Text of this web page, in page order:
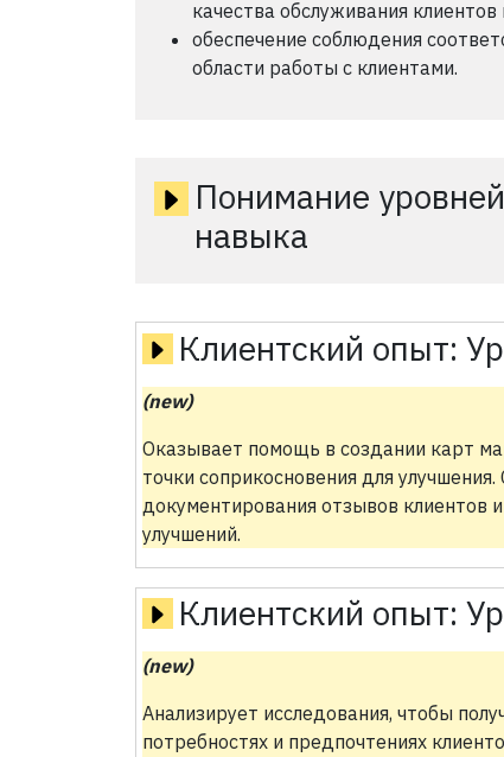
качества обслуживания
обеспечение соблюдения
области работы с клиентами.
Понимание
навыка
Клиентский опыт:
(new)
Оказывает помощь в создании карт
точки соприкосновения для
документирования отзывов клиентов
улучшений.
Клиентский опыт:
(new)
Анализирует исследования, чтобы
потребностях и предпочтениях